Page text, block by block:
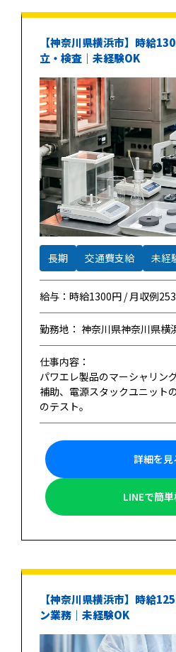
【神奈川県横浜市】時給
立・検査｜未経験OK
長期 交通費支給 未経
給与：時給1300円 / 月収例
勤務地： 神奈川県神奈川県横
仕事内容：
パワエレ製品のマーシャリン
補助、電源スタックユニット
のテスト。
詳細を見
LINEで簡
【神奈川県横浜市】時給
ン業務｜未経験OK